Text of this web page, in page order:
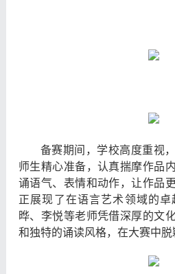
备赛期间，学校高度重视
师生精心准备，认真揣摩作品
诵语气、表情和动作，让作品
正展现了在语言艺术领域的
晔、李悦等老师凭借深厚的文
和独特的诵读风格，在大赛中脱